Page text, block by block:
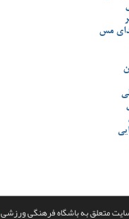
مس
متعلق به باشگاه فرهنگی ورزشی